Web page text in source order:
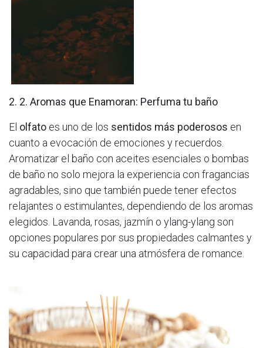
2. 2. Aromas que Enamoran: Perfuma tu baño
El olfato es uno de los sentidos más poderosos en
cuanto a evocación de emociones y recuerdos.
Aromatizar el baño con aceites esenciales o bombas
de baño no solo mejora la experiencia con fragancias
agradables, sino que también puede tener efectos
relajantes o estimulantes, dependiendo de los aromas
elegidos. Lavanda, rosas, jazmín o ylang-ylang son
opciones populares por sus propiedades calmantes y
su capacidad para crear una atmósfera de romance.